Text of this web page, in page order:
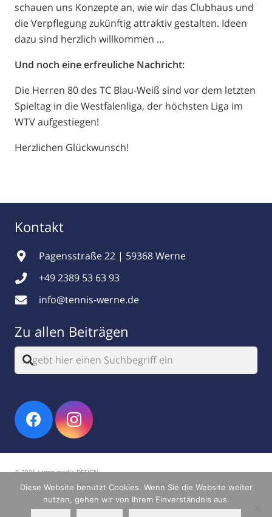
schauen uns Konzepte an, wie wir das Clubhaus und
die Verpflegung zukünftig attraktiv gestalten. Ideen
dazu sind herzlich willkommen …
Und noch eine erfreuliche Nachricht:
Die Herren 80 des TC Blau-Weiß sind vor dem letzten
Spieltag in die Westfalenliga, der höchsten Liga im
WTV aufgestiegen!
Herzlichen Glückwunsch!
Kontakt
Pagensstraße 22 | 59368 Werne
+49 2389 53 63 93
info@tennis-werne.de
Zu allen Beiträgen
© 2026 tamm.media DESIGN
Impressum
Diese Website benutzt Cookies. Wenn Sie die Website weiter
nutzen, gehen wir von Ihrem Einverständnis aus.